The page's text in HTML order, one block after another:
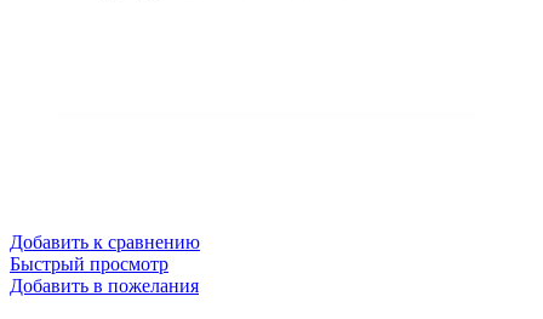
Добавить к сравнению
Быстрый просмотр
Добавить в пожелания